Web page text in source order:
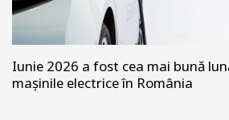
Iunie 2026 a fost cea mai bună
mașinile electrice în România